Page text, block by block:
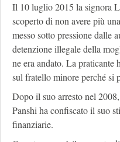
Il 10 luglio 2015 la signora
scoperto di non avere più
messo sotto pressione dalle
detenzione illegale della
ne era andato. La
sul fratello minore perché si
Dopo il suo arresto nel
Panshi ha confiscato il suo
finanziarie.